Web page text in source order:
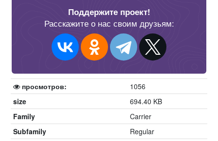
Поддержите проект!
Расскажите о нас своим друзьям:
просмотров:
1056
size
694.40 KB
Family
Carrier
Subfamily
Regular